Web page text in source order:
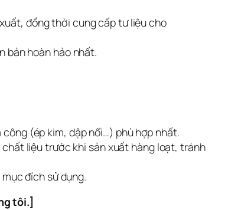
đồng thời cung cấp tư liệu cho
bản hoàn hảo nhất.
(ép kim, dập nổi…) phù hợp nhất.
liệu trước khi sản xuất hàng loạt, tránh
đích sử dụng.
tôi.]